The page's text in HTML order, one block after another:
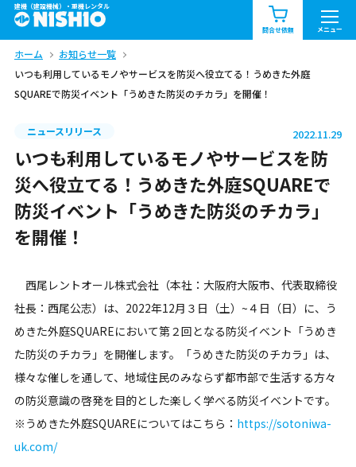
建機（建設機械）・重機レンタル
問合せ依頼 メニュー
商品一覧 お知らせ一覧
問合せ依頼リスト
エリア情報を見る
北海道 関東
中部 関西 中国・四国
九州・沖縄（外部）
ホーム
お知らせ一覧
いつも利用しているモノやサービスを防災へ役立てる！うめきた外庭
SQUAREで防災イベント「うめきた防災のチカラ」を開催！
ニュースリリース 2022.11.29
いつも利用しているモノやサービスを防
災へ役立てる！うめきた外庭SQUAREで
防災イベント「うめきた防災のチカラ」
を開催！
西尾レントオール株式会社（本社：大阪府大阪市、代表取締役
社長：西尾公志）は、2022年12月３日（土）~４日（日）に、う
めきた外庭SQUAREにおいて第２回となる防災イベント「うめき
た防災のチカラ」を開催します。「うめきた防災のチカラ」は、
様々な催しを通して、地域住民のみならず都市部で生活する方々
の防災意識の啓発を目的とした楽しく学べる防災イベントです。
※うめきた外庭SQUAREについてはこちら： https://sotoniwa-
uk.com/